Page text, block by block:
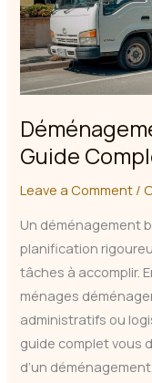
Guide
Complet
Guide
Leave a Comment /
Un déménagement
planification
tâches à accomplir.
ménages
administratifs ou
guide complet vous
d’un